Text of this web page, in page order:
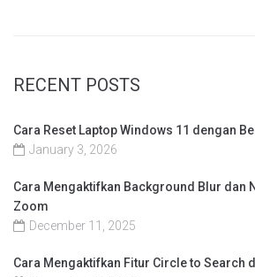
RECENT POSTS
Cara Reset Laptop Windows 11 dengan
January 3, 2026
Cara Mengaktifkan Background Blur dan
Zoom
December 11, 2025
Cara Mengaktifkan Fitur Circle to Search